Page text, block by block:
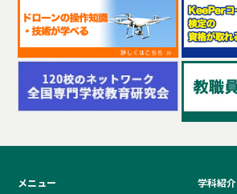
メニュー 学科紹介